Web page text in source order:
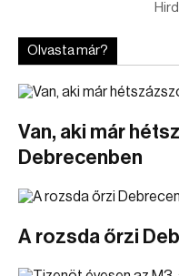
Olvasta már?
Van, aki már
Debrecenben
A rozsda őrzi